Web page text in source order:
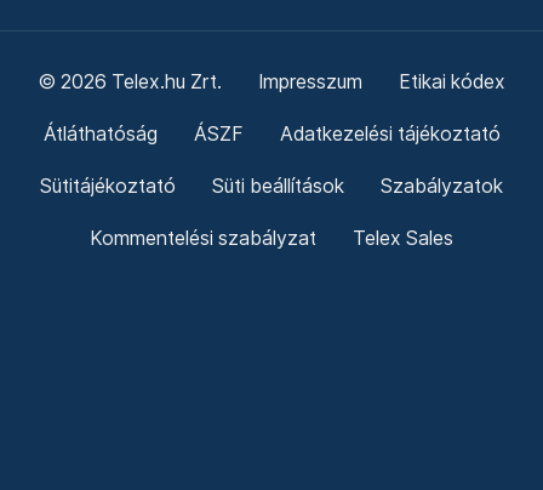
© 2026 Telex.hu Zrt. Impresszum Etikai kódex
Átláthatóság ÁSZF Adatkezelési tájékoztató
Sütitájékoztató Süti beállítások Szabályzatok
Kommentelési szabályzat Telex Sales